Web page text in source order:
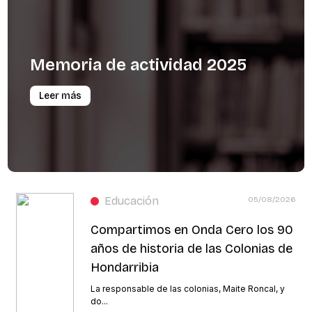
Memoria de actividad 2025
Leer más
Educación 05/08/2026
Compartimos en Onda Cero los 90
años de historia de las Colonias de
Hondarribia
La responsable de las colonias, Maite Roncal, y
do...